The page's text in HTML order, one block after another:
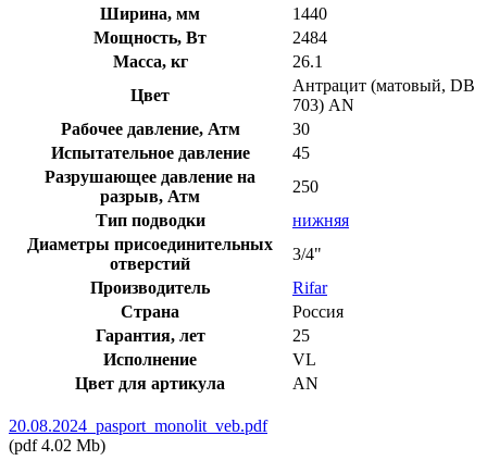
Ширина, мм
1440
Мощность, Вт
2484
Масса, кг
26.1
Цвет
Антрацит (матовый, DB
703) AN
Рабочее давление, Атм
30
Испытательное давление
45
Разрушающее давление на
разрыв, Атм
250
Тип подводки
нижняя
Диаметры присоединительных
отверстий
3/4"
Производитель
Rifar
Страна
Россия
Гарантия, лет
25
Исполнение
VL
Цвет для артикула
AN
20.08.2024_pasport_monolit_veb.pdf
(pdf 4.02 Mb)